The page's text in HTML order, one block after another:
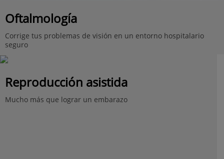
Oftalmología
Corrige tus problemas de visión en un entorno hospitalario
seguro
Reproducción asistida
Mucho más que lograr un embarazo